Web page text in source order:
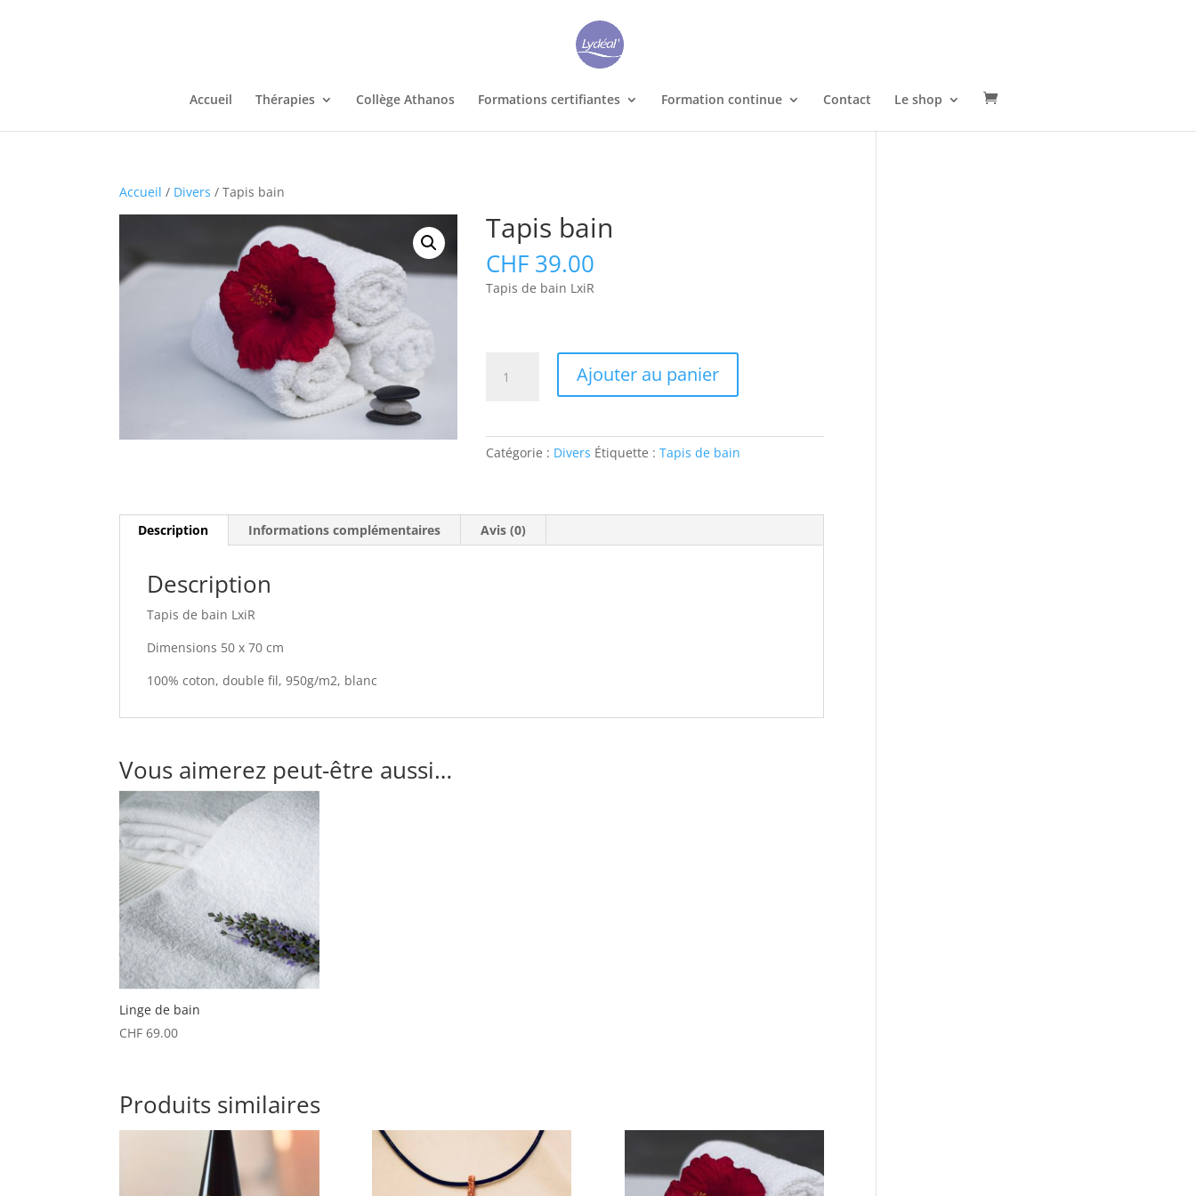
Accueil Thérapies Collège Athanos Formations certifiantes Formation continue Contact Le shop
Accueil / Divers / Tapis bain
Tapis bain
CHF 39.00
Tapis de bain LxiR
Ajouter au panier
Catégorie : Divers Étiquette :Tapis de bain
Description Informations complémentaires Avis (0)
Description
Tapis de bain LxiR
Dimensions 50 x 70 cm
100% coton, double fil, 950g/m2, blanc
Vous aimerez peut-être aussi…
Linge de bain
CHF 69.00
Produits similaires